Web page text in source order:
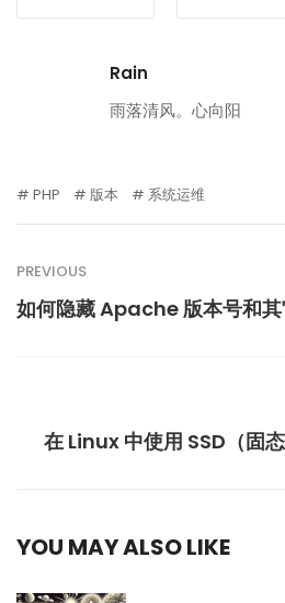
Rain
雨落清风。心向阳
PHP 版本 系统运维
PREVIOUS
如何隐藏 Apache 版本号和
在 Linux 中使用 SSD（固
YOU MAY ALSO LIKE